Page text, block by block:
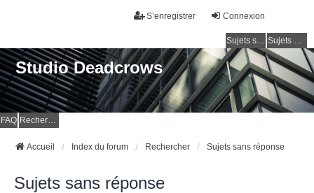
Connexion
S’enregistrer
Sujets sans réponse Sujets actifs
Studio Deadcrows
FAQ Rechercher
Accueil Index du forum Rechercher Sujets sans réponse
Sujets sans réponse